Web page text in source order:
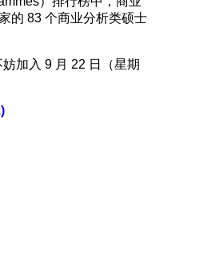
的 83 个商业分析类硕士
加入 9 月 22 日（星期